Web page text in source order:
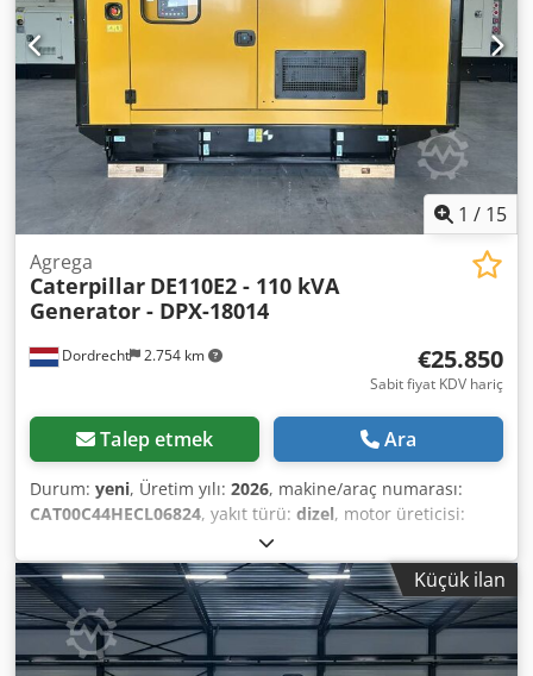
1 / 15
Dordrecht 2.754 km
Agrega
Caterpillar DE110E2 - 110 kVA
Generator - DPX-18014
€25.850
Sabit fiyat KDV hariç
Talep etmek Ara
Durum: yeni, Üretim yılı: 2026, makine/araç numarası:
CAT00C44HECL06824, yakıt türü: dizel, motor üreticisi:
, Kullanım amacı: İnşaat Boş ağırlık: 1.547
kg Jeneratör gücü: 110 kVA Yük bölmesi boyutları: 277 x 113
x 153 cm CE belgesi: evet Su tankı hacmi: 250 l Daha fazla
bilgi için DPX ekibiyle iletişime geçin. = Diğer seçenekler ve
aksesuarlar = - Akü - Kontrol paneli - Çelik tavan Dcjdpfx
Ajy S N N Ejltsk - Tanker
Küçük ilan